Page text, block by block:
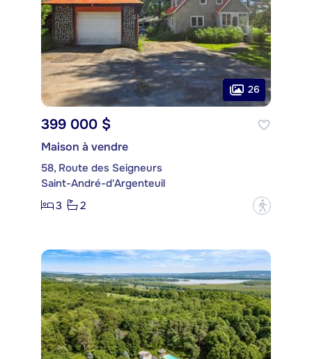
26
399 000 $
Maison à vendre
58, Route des Seigneurs
Saint-André-d'Argenteuil
3
2 ?